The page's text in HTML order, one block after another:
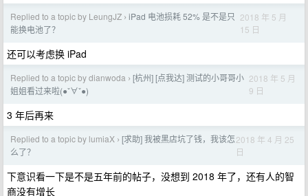
Replied to a topic by LeungJZ › iPad 电池损耗 52% 是不是只
能换电池了？
2018 年 5 月
15 日
还可以考虑换 iPad
Replied to a topic by dianwoda › [杭州] [点我达] 测试的小哥哥小
姐姐看过来啦(●ˇ∀ˇ●)
2018 年 5 月
9 日
3 年后再来
Replied to a topic by lumiaX › [求助] 我被黑店坑了钱，我该怎
么了？
2018 年 4 月 25
日
下意识看一下是不是五年前的帖子，没想到 2018 年了，还有人的智
商没有增长